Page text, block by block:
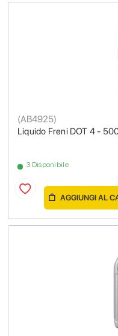
Liquido Freni DOT 4 -
(AB4925)
3 Disponibile
AGGIUNGI AL